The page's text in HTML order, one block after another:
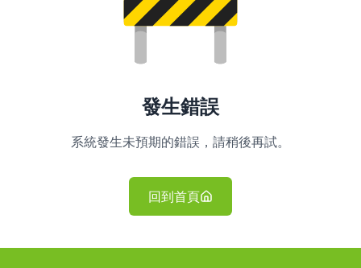
發生錯誤
系統發生未預期的錯誤，請稍後再試。
回到首頁